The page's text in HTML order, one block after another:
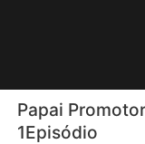
Papai
1Episódio